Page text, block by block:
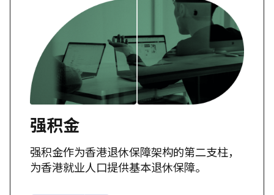
强积金
强积金作为香港退休保障架构的第二支柱，
为香港就业人口提供基本退休保障。